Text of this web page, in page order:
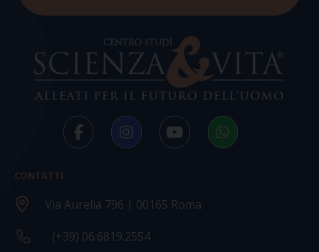
CONTATTI
Via Aurelia 796 | 00165 Roma
(+39) 06.6819.2554